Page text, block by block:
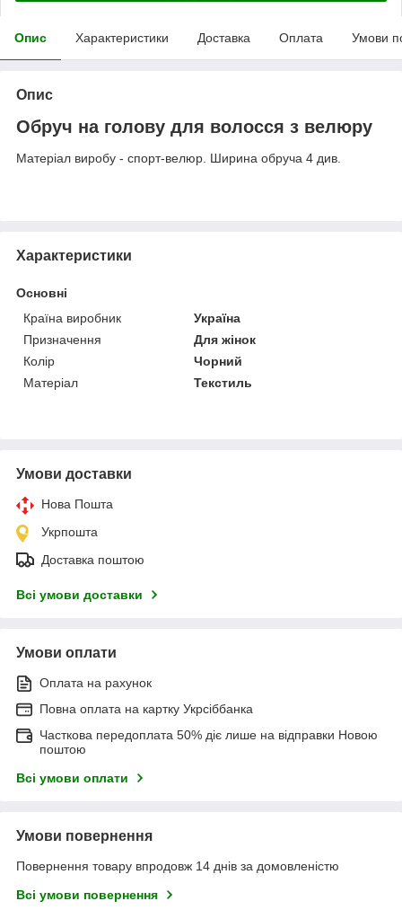
Опис Характеристики Доставка Оплата Умови
Опис
Обруч на голову для волосся з велюру
Матеріал виробу - спорт-велюр. Ширина обруча 4 див.
Характеристики
Основні
Країна виробник
Україна
Призначення
Для жінок
Колір
Чорний
Матеріал
Текстиль
Умови доставки
Нова Пошта
Укрпошта
Доставка поштою
Всі умови доставки
Умови оплати
Оплата на рахунок
Повна оплата на картку Укрсіббанка
Часткова передоплата 50% діє лише на відправки Новою
поштою
Всі умови оплати
Умови повернення
Повернення товару впродовж 14 днів за домовленістю
Всі умови повернення